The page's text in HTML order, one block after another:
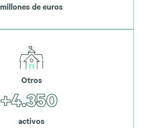
millones de euros
Otros
+4.350
activos